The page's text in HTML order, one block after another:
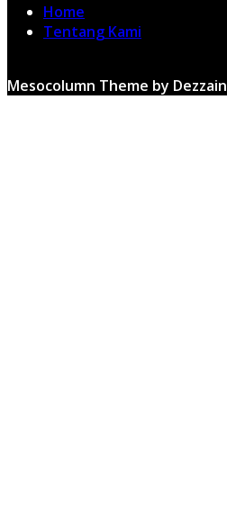
Home
Tentang Kami
Mesocolumn Theme by Dezzain